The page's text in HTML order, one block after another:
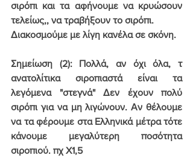
σιρόπι και τα αφήνουμε να κρυώσουν
τελείως,, να τραβήξουν το σιρόπι.
Διακοσμούμε με λίγη κανέλα σε σκόνη.
Σημείωση (2): Πολλά, αν όχι όλα, τ
ανατολίτικα σιροπιαστά είναι τα
λεγόμενα "στεγνά" Δεν έχουν πολύ
σιρόπι για να μη λιγώνουν. Αν θέλουμε
να τα φέρουμε στα Ελληνικά μέτρα τότε
κάνουμε μεγαλύτερη ποσότητα
σιροπιού. πχ X1,5